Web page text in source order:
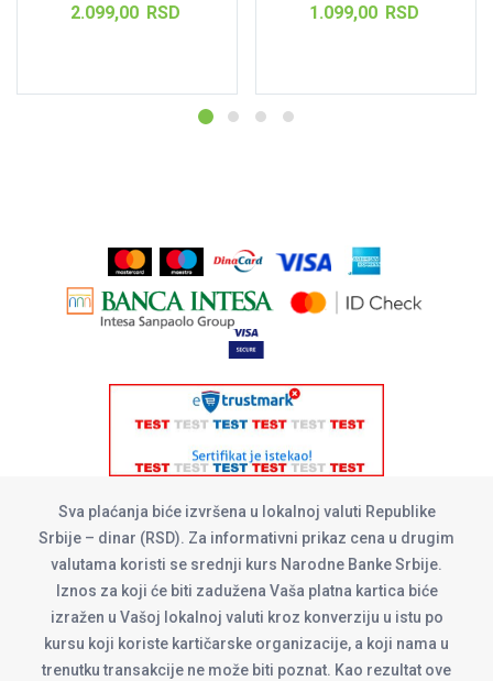
2.099,00 RSD 1.099,00 RSD
Sva plaćanja biće izvršena u lokalnoj valuti Republike
Srbije – dinar (RSD). Za informativni prikaz cena u drugim
valutama koristi se srednji kurs Narodne Banke Srbije.
Iznos za koji će biti zadužena Vaša platna kartica biće
izražen u Vašoj lokalnoj valuti kroz konverziju u istu po
kursu koji koriste kartičarske organizacije, a koji nama u
trenutku transakcije ne može biti poznat. Kao rezultat ove